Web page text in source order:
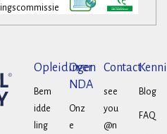
Opleidingen
Bem
idde
ling
Over
NDA
Onz
e
Contact
see
you
@n
Blog
FAQ